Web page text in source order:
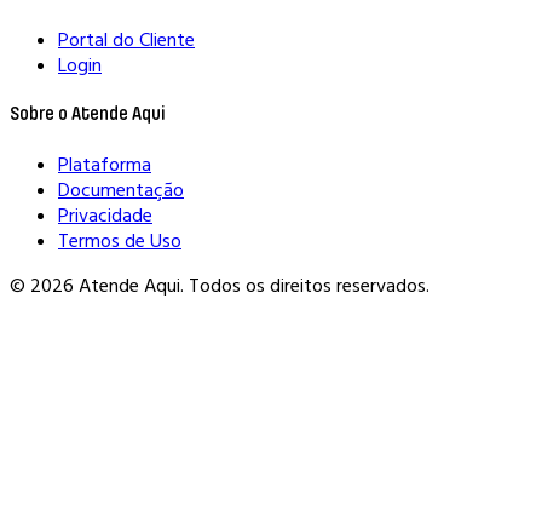
Portal do Cliente
Login
Sobre o Atende Aqui
Plataforma
Documentação
Privacidade
Termos de Uso
© 2026 Atende Aqui. Todos os direitos reservados.